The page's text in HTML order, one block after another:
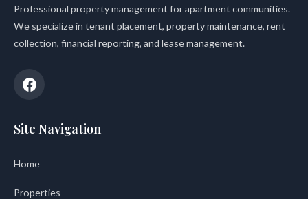
Professional property management for apartment communities.
We specialize in tenant placement, property maintenance, rent
collection, financial reporting, and lease management.
Site Navigation
Home
Properties